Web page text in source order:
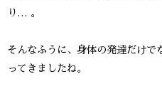
り… 。
そんなふうに、身体の発達だけで
ってきましたね。